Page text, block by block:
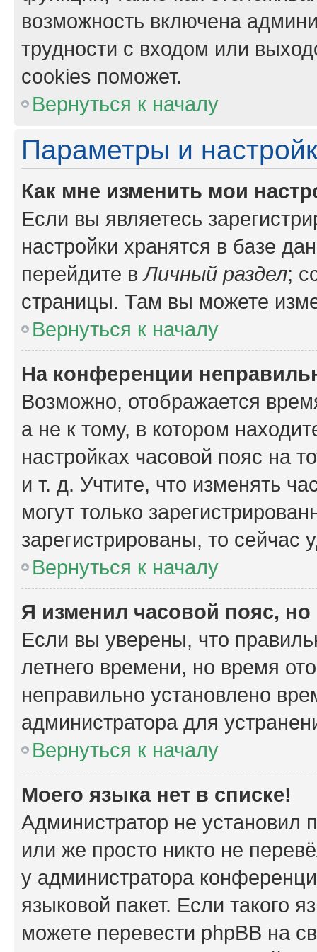
возможность включена
трудности с входом или
cookies поможет.
Вернуться к началу
Параметры и
Как мне изменить мои
Если вы являетесь
настройки хранятся в базе
перейдите вЛичный раздел;
страницы. Там вы можете
Вернуться к началу
На конференции
Возможно, отображается
а не к тому, в котором
настройках часовой пояс на
и т. д. Учтите, что изменять
могут только
зарегистрированы, то сейчас
Вернуться к началу
Я изменил часовой пояс,
Если вы уверены, что
летнего времени, но время
неправильно установлено
администратора для
Вернуться к началу
Моего языка нет в списке!
Администратор не установил
или же просто никто не
у администратора
языковой пакет. Если такого
можете перевести phpBB на